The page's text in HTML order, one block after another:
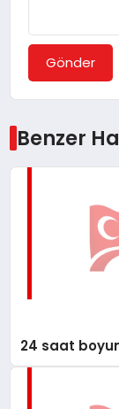
Gönder
Benzer
24 saat